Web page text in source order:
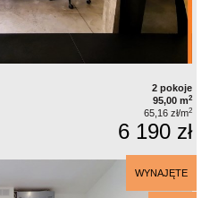
2 pokoje
95,00 m2
65,16 zł/m2
6 190 zł
WYNAJĘTE